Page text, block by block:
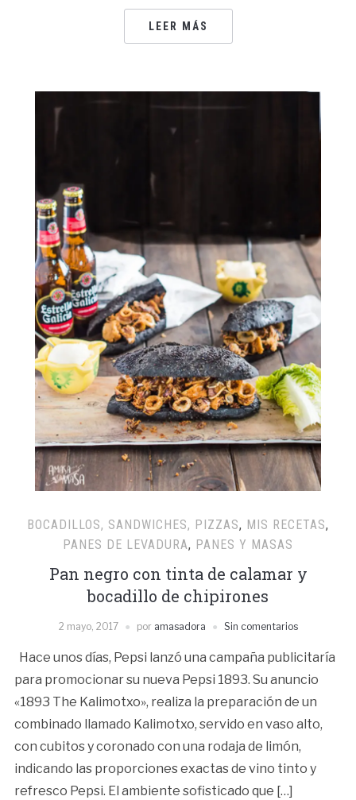
LEER MÁS
BOCADILLOS, SANDWICHES, PIZZAS, MIS RECETAS,
PANES DE LEVADURA, PANES Y MASAS
Pan negro con tinta de calamar y
bocadillo de chipirones
2 mayo, 2017 por amasadora Sin comentarios
Hace unos días, Pepsi lanzó una campaña publicitaría
para promocionar su nueva Pepsi 1893. Su anuncio
«1893 The Kalimotxo», realiza la preparación de un
combinado llamado Kalimotxo, servido en vaso alto,
con cubitos y coronado con una rodaja de limón,
indicando las proporciones exactas de vino tinto y
refresco Pepsi. El ambiente sofisticado que […]